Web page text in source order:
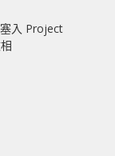
入 Project